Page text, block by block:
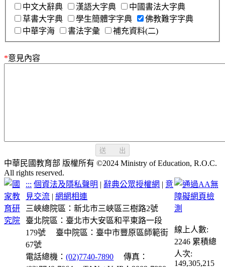
中文大辭典
漢語大字典
中國書法大字典
草書大字典
學生簡體字字典
佛教難字字典
中華字海
書法字彙 補充資料(二)
*意見內容
送 出
中華民國教育部 版權所有 ©2024 Ministry of Education, R.O.C.
All rights reserved.
::: 個資法及隱私聲明 | 辭典公眾授權網 | 意
見交流 |網網相連
三峽總院區：新北市三峽區三樹路2號
臺北院區：臺北市大安區和平東路一段
179號
臺中院區：臺中市豐原區師範街
67號
電話總機：(02)7740-7890
傳真：
線上人數:
2246 累積總
人次:
149,305,215